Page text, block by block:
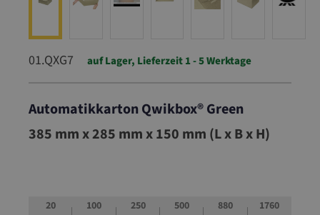
01.QXG7 auf Lager, Lieferzeit 1 - 5 Werktage
Automatikkarton Qwikbox® Green
01.QXG7
385 mm x 285 mm x 150 mm (L x B x H)
20 100 250 500 880 1760